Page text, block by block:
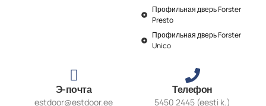
Профильная дверь Forster
Presto
Профильная дверь Forster
Unico
Э-почта
estdoor@estdoor.ee
Телефон
5450 2445 (eesti k.)